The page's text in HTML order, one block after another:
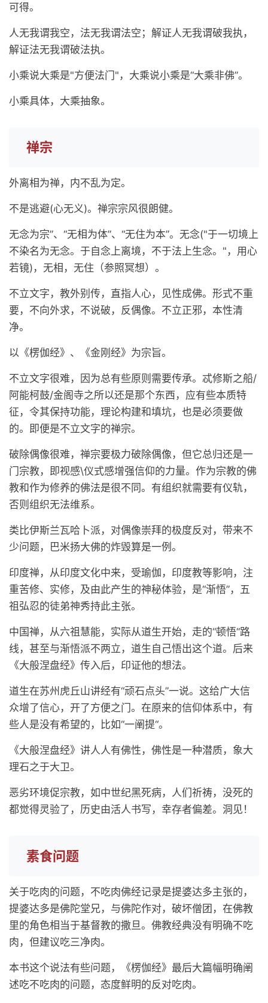
可得。
人无我谓我空，法无我谓法空；解证人无我谓破我执，
解证法无我谓破法执。
小乘说大乘是"方便法门"，大乘说小乘是“大乘非佛”。
小乘具体，大乘抽象。
禅宗
外离相为禅，内不乱为定。
不是逃避(心无义)。禅宗宗风很朗健。
无念为宗”、“无相为体”、“无住为本”。无念("于一切境上
不染名为无念。于自念上离境，不于法上生念。"，用心
若镜)，无相，无住（参照冥想）。
不立文字，教外别传，直指人心，见性成佛。形式不重
要，不向外求，不说破，反偶像。不立正邪，本性清
净。
以《楞伽经》、《金刚经》为宗旨。
不立文字很难，因为总有些原则需要传承。忒修斯之船/
阿能柯鼓/金阁寺之所以还是那个东西，应有些本质特
征，令其保持功能，理论构建和填坑，也是必须要做
的。即便是不立文字的禅宗。
破除偶像很难，禅宗要极力破除偶像，但它总归还是一
门宗教，即视感\仪式感增强信仰的力量。作为宗教的佛
教和作为修养的佛法是很不同。有组织就需要有仪轨，
否则组织无法维系。
类比伊斯兰瓦哈卜派，对偶像崇拜的极度反对，带来不
少问题，巴米扬大佛的炸毁算是一例。
印度禅，从印度文化中来，受瑜伽，印度教等影响，注
重苦修、实修，及由此产生的神秘体验，是“渐悟”，五
祖弘忍的徒弟神秀持此主张。
中国禅，从六祖慧能，实际从道生开始，走的“顿悟“路
线，甚至与渐悟派不两立，道生自己悟出这个道。后来
《大般涅盘经》传入后，印证他的想法。
道生在苏州虎丘山讲经有“顽石点头”一说。这给广大信
众增了信心，开了方便之门。在原来的信仰体系中，有
些人是没有希望的，比如“一阐提“。
《大般涅盘经》讲人人有佛性，佛性是一种潜质，象大
理石之于大卫。
恶劣环境促宗教，如中世纪黑死病，人们祈祷，没死的
都觉得灵验了，历史由活人书写，幸存者偏差。洞见！
素食问题
关于吃肉的问题，不吃肉佛经记录是提婆达多主张的，
提婆达多是佛陀堂兄，与佛陀作对，破坏僧团，在佛教
里的角色相当于基督教的撒旦。佛教经典没有明确不吃
肉，但建议吃三净肉。
本书这个说法有些问题，《楞伽经》最后大篇幅明确阐
述吃不吃肉的问题，态度鲜明的反对吃肉。